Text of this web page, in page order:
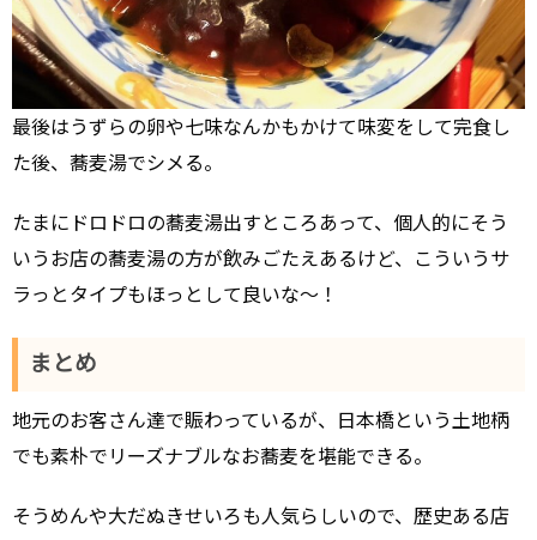
最後はうずらの卵や七味なんかもかけて味変をして完食し
た後、蕎麦湯でシメる。
たまにドロドロの蕎麦湯出すところあって、個人的にそう
いうお店の蕎麦湯の方が飲みごたえあるけど、こういうサ
ラっとタイプもほっとして良いな～！
まとめ
地元のお客さん達で賑わっているが、日本橋という土地柄
でも素朴でリーズナブルなお蕎麦を堪能できる。
そうめんや大だぬきせいろも人気らしいので、歴史ある店